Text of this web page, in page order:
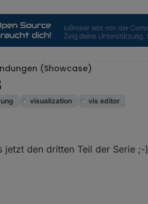
(Showcase)
visualization
vis editor
den dritten Teil der Serie ;-)